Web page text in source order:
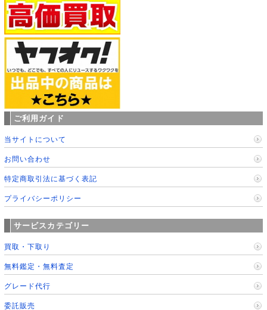
ご利用ガイド
当サイトについて
お問い合わせ
特定商取引法に基づく表記
プライバシーポリシー
サービスカテゴリー
買取・下取り
無料鑑定・無料査定
グレード代行
委託販売